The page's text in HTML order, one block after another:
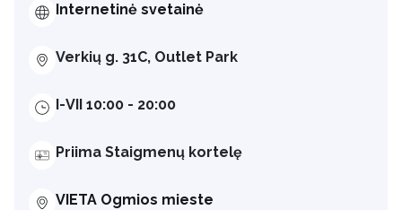
Internetinė svetainė
Verkių g. 31C, Outlet Park
I-VII 10:00 - 20:00
Priima Staigmenų kortelę
VIETA Ogmios mieste